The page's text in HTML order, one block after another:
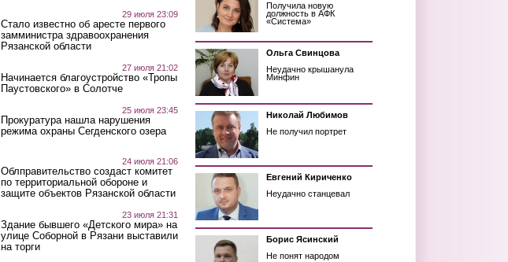
29 июля 23:09
Стало известно об аресте первого
замминистра здравоохранения
Рязанской области
27 июля 21:02
Начинается благоустройство «Тропы
Паустовского» в Солотче
25 июля 23:45
Прокуратура нашла нарушения
режима охраны Сегденского озера
24 июля 21:06
Облправительство создаст комитет
по территориальной обороне и
защите объектов Рязанской области
23 июля 21:31
Здание бывшего «Детского мира» на
улице Соборной в Рязани выставили
на торги
Получила новую
должность в АФК
«Система»
Ольга Свинцова
Неудачно крышанула
Минфин
Николай Любимов
Не получил портрет
Евгений Кириченко
Неудачно станцевал
Борис Ясинский
Не понят народом